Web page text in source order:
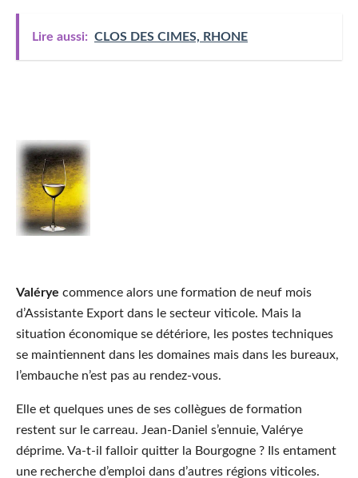
Lire aussi: CLOS DES CIMES, RHONE
Valérye commence alors une formation de neuf mois
d’Assistante Export dans le secteur viticole. Mais la
situation économique se détériore, les postes techniques
se maintiennent dans les domaines mais dans les bureaux,
l’embauche n’est pas au rendez-vous.
Elle et quelques unes de ses collègues de formation
restent sur le carreau. Jean-Daniel s’ennuie, Valérye
déprime. Va-t-il falloir quitter la Bourgogne ? Ils entament
une recherche d’emploi dans d’autres régions viticoles.